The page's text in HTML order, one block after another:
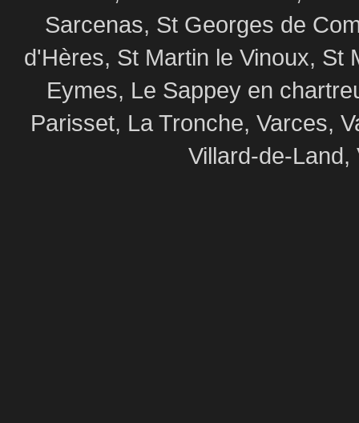
Sarcenas, St Georges de
d'Hères, St Martin le Vinoux, St
Eymes, Le Sappey en
Parisset, La Tronche, Varces,
Villard-de-Land,